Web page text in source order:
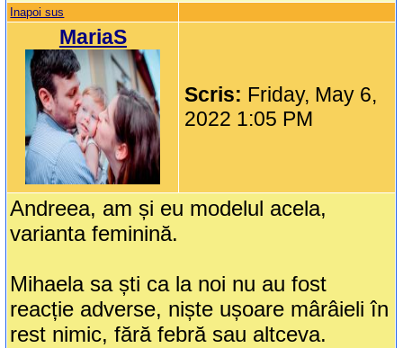
Inapoi sus
MariaS
Scris: Friday, May 6,
2022 1:05 PM
Andreea, am și eu modelul acela,
varianta feminină.
Mihaela sa ști ca la noi nu au fost
reacție adverse, niște ușoare mârâieli în
rest nimic, fără febră sau altceva.